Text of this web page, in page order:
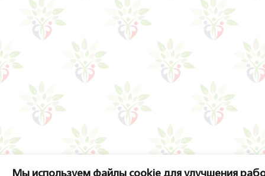
Мы используем файлы cookie для улучшения